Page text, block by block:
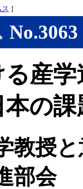
]
る産
の
教授
部会